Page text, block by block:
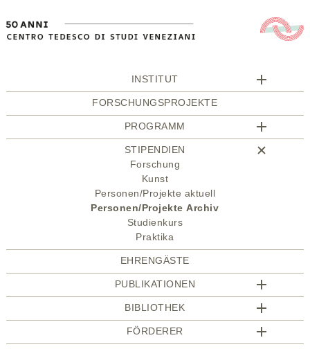
INSTITUT
FORSCHUNGSPROJEKTE
PROGRAMM
STIPENDIEN
Forschung
Kunst
Personen/Projekte aktuell
Personen/Projekte Archiv
Studienkurs
Praktika
EHRENGÄSTE
PUBLIKATIONEN
BIBLIOTHEK
FÖRDERER